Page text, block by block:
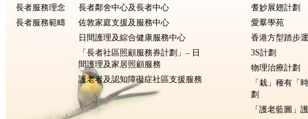
長者服務理念
長者服務範疇
長者鄰舍中心及長者中心
佐敦家庭支援及服務中心
日間護理及綜合健康服務中心
「長者社區照顧服務券計劃」– 日
間護理及家居照顧服務
護老者及認知障礙症社區支援服務
耆妙展翅計劃
愛羣學苑
香港方型踏步
3S計劃
物理治療計劃
「栽」種有
劃
「護老藍圖」